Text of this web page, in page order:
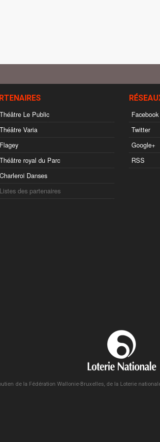
Théâtre Le Public
Théâtre Varia
Flagey
Théâtre royal du Parc
Charleroi Danses
Listes des partenaires
Facebook
Twitter
Google+
RSS
de la Fédération Wallonie-Bruxelles, de la Loterie